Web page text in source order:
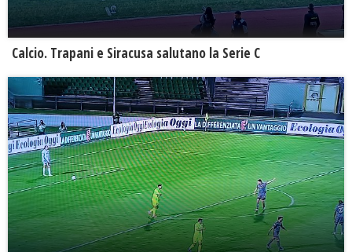
Calcio. Trapani e Siracusa salutano la Serie C